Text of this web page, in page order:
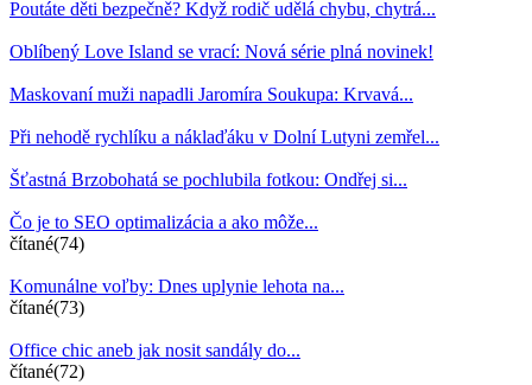
Poutáte děti bezpečně? Když rodič udělá chybu, chytrá...
Oblíbený Love Island se vrací: Nová série plná novinek!
Maskovaní muži napadli Jaromíra Soukupa: Krvavá...
Při nehodě rychlíku a náklaďáku v Dolní Lutyni zemřel...
Šťastná Brzobohatá se pochlubila fotkou: Ondřej si...
Čo je to SEO optimalizácia a ako môže...
čítané(74)
Komunálne voľby: Dnes uplynie lehota na...
čítané(73)
Office chic aneb jak nosit sandály do...
čítané(72)